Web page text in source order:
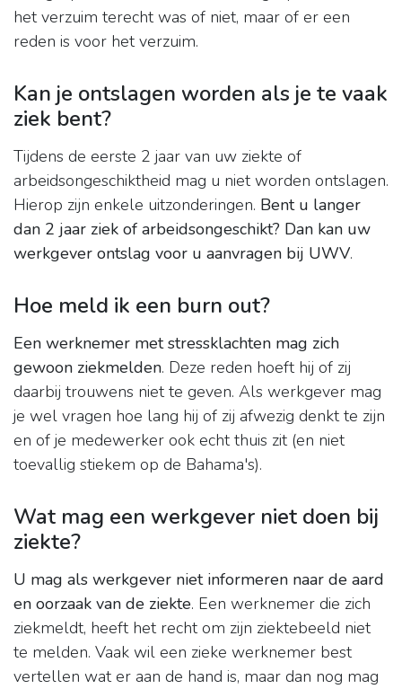
het verzuim terecht was of niet, maar of er een
reden is voor het verzuim.
Kan je ontslagen worden als je te vaak
ziek bent?
Tijdens de eerste 2 jaar van uw ziekte of
arbeidsongeschiktheid mag u niet worden ontslagen.
Hierop zijn enkele uitzonderingen. Bent u langer
dan 2 jaar ziek of arbeidsongeschikt? Dan kan uw
werkgever ontslag voor u aanvragen bij UWV.
Hoe meld ik een burn out?
Een werknemer met stressklachten mag zich
gewoon ziekmelden. Deze reden hoeft hij of zij
daarbij trouwens niet te geven. Als werkgever mag
je wel vragen hoe lang hij of zij afwezig denkt te zijn
en of je medewerker ook echt thuis zit (en niet
toevallig stiekem op de Bahama's).
Wat mag een werkgever niet doen bij
ziekte?
U mag als werkgever niet informeren naar de aard
en oorzaak van de ziekte. Een werknemer die zich
ziekmeldt, heeft het recht om zijn ziektebeeld niet
te melden. Vaak wil een zieke werknemer best
vertellen wat er aan de hand is, maar dan nog mag